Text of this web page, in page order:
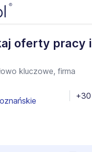
oferty pracy i